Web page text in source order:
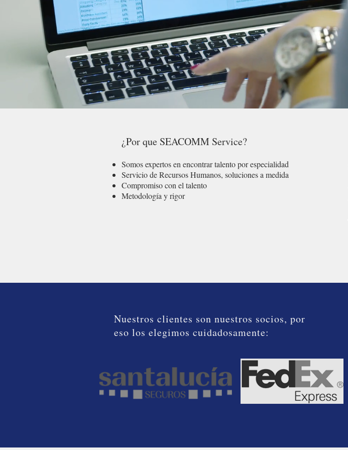
¿Por que SEACOMM Service?
Somos expertos en encontrar talento por especialidad
Servicio de Recursos Humanos, soluciones a medida
Compromiso con el talento
Metodología y rigor
Nuestros clientes son nuestros socios, por
eso los elegimos cuidadosamente: